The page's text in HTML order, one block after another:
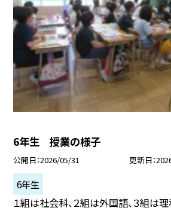
6年生 授業の様子
公開日 2026/05/31 更新日
6年生
１組は社会科、２組は外国語、３組は